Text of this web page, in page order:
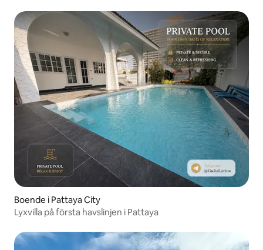
Boende i Pattaya City
Lyxvilla på första havslinjen i Pattaya